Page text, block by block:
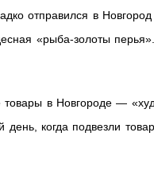
отправился в
«рыба-золоты
в Новгороде —
когда подвезли